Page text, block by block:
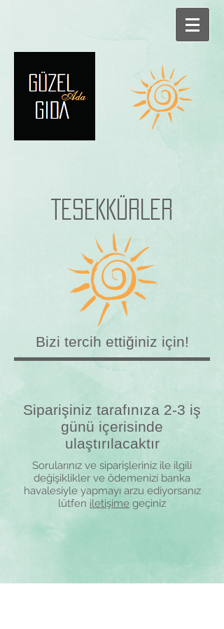
TESEKKÜRLER
Bizi tercih ettiğiniz için!
Siparişiniz tarafınıza 2-3 iş
günü içerisinde
ulaştırılacaktır
Sorularınız ve siparişleriniz ile ilgili
değişiklikler ve ödemenizi banka
havalesiyle yapmayı arzu ediyorsanız
lütfen iletişime geçiniz